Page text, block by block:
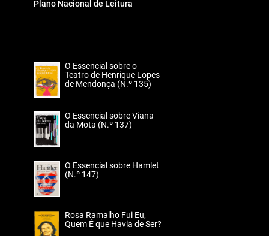
Plano Nacional de Leitura
O Essencial sobre o
Teatro de Henrique Lopes
de Mendonça (N.º 135)
O Essencial sobre Viana
da Mota (N.º 137)
O Essencial sobre Hamlet
(N.º 147)
Rosa Ramalho Fui Eu,
Quem É que Havia de Ser?